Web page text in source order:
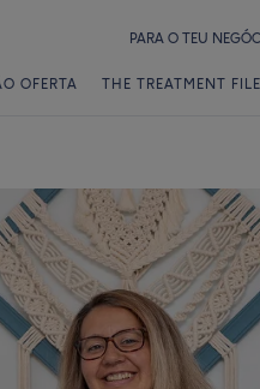
PARA O TEU
OFERTA THE TREATMENT